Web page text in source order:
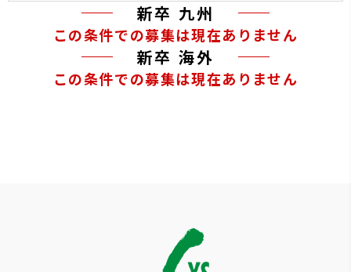
新卒 九州
この条件での募集は現在ありません
新卒 海外
この条件での募集は現在ありません